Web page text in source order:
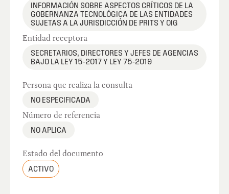
INFORMACIÓN SOBRE ASPECTOS CRÍTICOS DE LA
GOBERNANZA TECNOLÓGICA DE LAS ENTIDADES
SUJETAS A LA JURISDICCIÓN DE PRITS Y OIG
Entidad receptora
SECRETARIOS, DIRECTORES Y JEFES DE AGENCIAS
BAJO LA LEY 15-2017 Y LEY 75-2019
Persona que realiza la consulta
NO ESPECIFICADA
Número de referencia
NO APLICA
Estado del documento
ACTIVO